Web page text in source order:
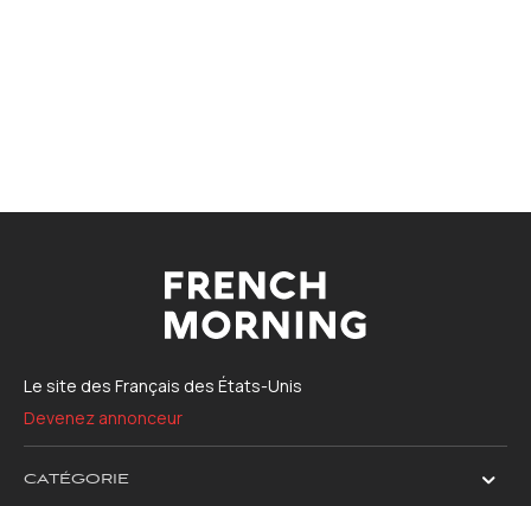
Le site des Français des États-Unis
Devenez annonceur
CATÉGORIE